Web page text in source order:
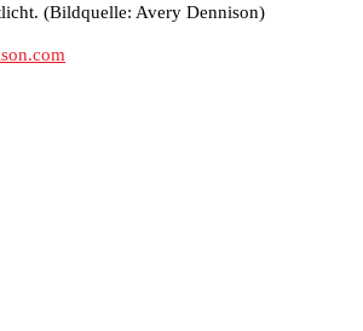
(Bildquelle: Avery Dennison)